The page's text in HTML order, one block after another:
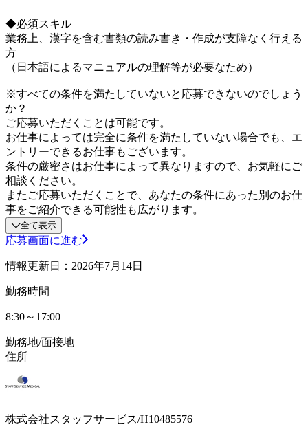
◆必須スキル
業務上、漢字を含む書類の読み書き・作成が支障なく行える
方
（日本語によるマニュアルの理解等が必要なため）
※すべての条件を満たしていないと応募できないのでしょう
か？
ご応募いただくことは可能です。
お仕事によっては完全に条件を満たしていない場合でも、エ
ントリーできるお仕事もございます。
条件の厳密さはお仕事によって異なりますので、お気軽にご
相談ください。
またご応募いただくことで、あなたの条件にあった別のお仕
事をご紹介できる可能性も広がります。
全て表示
応募画面に進む
情報更新日：2026年7月14日
勤務時間
8:30～17:00
勤務地/面接地
住所
株式会社スタッフサービス/H10485576